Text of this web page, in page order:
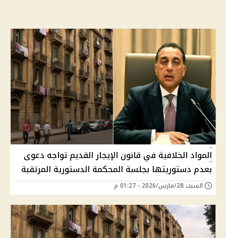
المواد الخلافية في قانون الإيجار القديم تواجه دعوى
بعدم دستوريتها بجلسة المحكمة الدستورية المرتقبة
السبت 28/مارس/2026 - 01:27 م